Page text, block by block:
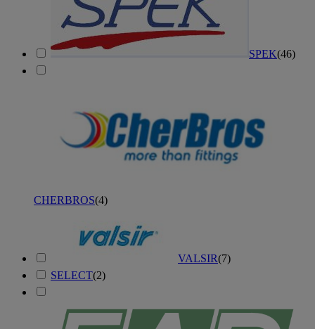
SPEK(46)
CHERBROS(4)
VALSIR(7)
SELECT(2)